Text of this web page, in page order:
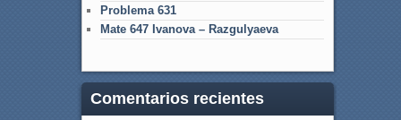
Problema 631
Mate 647 Ivanova – Razgulyaeva
Comentarios recientes